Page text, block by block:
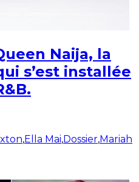
Naija, la
s’est installée
,Ella Mai,Dossier,Mariah